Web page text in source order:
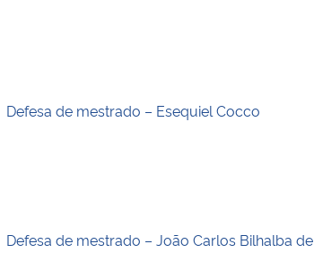
Defesa de mestrado – Esequiel Cocco
Defesa de mestrado – João Carlos Bilhalba de